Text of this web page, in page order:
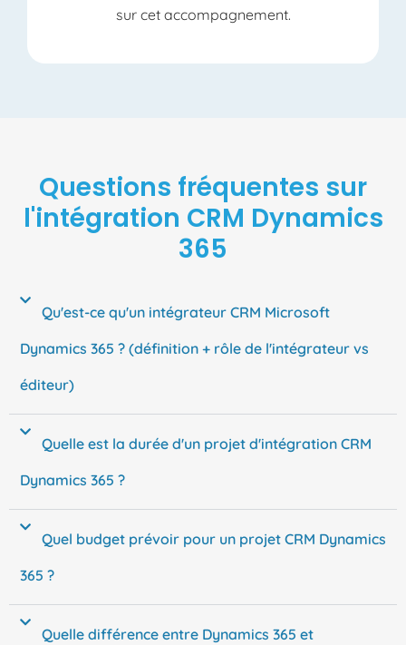
sur cet accompagnement.
Questions fréquentes sur
l'intégration CRM Dynamics
365
Qu'est-ce qu'un intégrateur CRM Microsoft
Dynamics 365 ? (définition + rôle de l'intégrateur vs
éditeur)
Quelle est la durée d'un projet d'intégration CRM
Dynamics 365 ?
Quel budget prévoir pour un projet CRM Dynamics
365 ?
Quelle différence entre Dynamics 365 et